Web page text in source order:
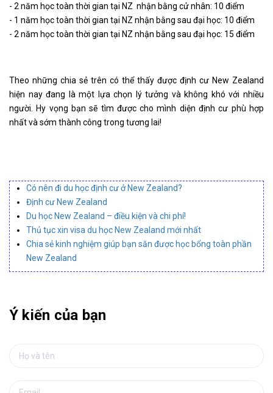
- 2 năm học toàn thời gian tại NZ nhận bằng cử nhân: 10 điểm
- 1 năm học toàn thời gian tại NZ nhận bằng sau đại học: 10 điểm
- 2 năm học toàn thời gian tại NZ nhận bằng sau đại học: 15 điểm
Theo những chia sẻ trên có thể thấy được định cư New Zealand
hiện nay đang là một lựa chọn lý tưởng và không khó với nhiều
người. Hy vọng bạn sẽ tìm được cho mình diện định cư phù hợp
nhất và sớm thành công trong tương lai!
Có nên đi du học định cư ở New Zealand?
Định cư New Zealand
Du học New Zealand – điều kiện và chi phí!
Thủ tục xin visa du học New Zealand mới nhất
Chia sẻ kinh nghiệm giúp bạn săn được học bổng toàn phần
New Zealand
Ý kiến của bạn